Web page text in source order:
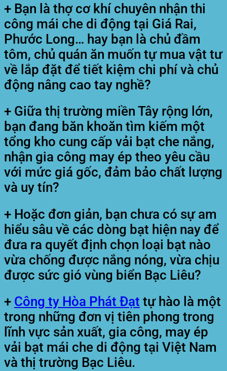
+ Bạn là thợ cơ khí chuyên nhận thi
công mái che di động tại Giá Rai,
Phước Long… hay bạn là chủ đầm
tôm, chủ quán ăn muốn tự mua vật tư
về lắp đặt để tiết kiệm chi phí và chủ
động nâng cao tay nghề?
+ Giữa thị trường miền Tây rộng lớn,
bạn đang băn khoăn tìm kiếm một
tổng kho cung cấp vải bạt che nắng,
nhận gia công may ép theo yêu cầu
với mức giá gốc, đảm bảo chất lượng
và uy tín?
+ Hoặc đơn giản, bạn chưa có sự am
hiểu sâu về các dòng bạt hiện nay để
đưa ra quyết định chọn loại bạt nào
vừa chống được nắng nóng, vừa chịu
được sức gió vùng biển Bạc Liêu?
+ Công ty Hòa Phát Đạt tự hào là một
trong những đơn vị tiên phong trong
lĩnh vực sản xuất, gia công, may ép
vải bạt mái che di động tại Việt Nam
và thị trường Bạc Liêu.